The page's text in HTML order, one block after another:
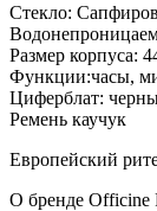
Стекло:
Размер корпуса:
Функции:часы,
Циферблат:
Ремень каучук
Европейский
О бренде Officine